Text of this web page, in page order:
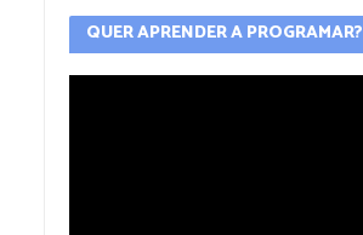
QUER APRENDER A PROGRAMAR?